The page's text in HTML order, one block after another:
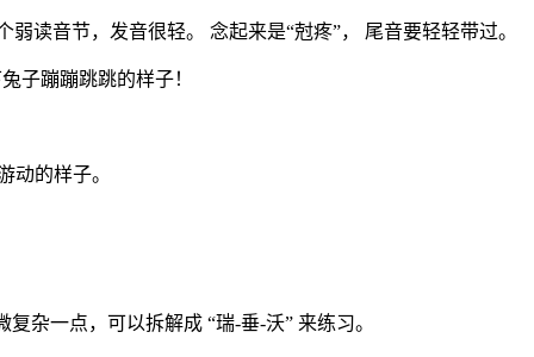
读音节，发音很轻。 念起来是“尅疼”， 尾音要轻轻带过。
子蹦蹦跳跳的样子！
动的样子。
复杂一点，可以拆解成 “瑞-垂-沃” 来练习。